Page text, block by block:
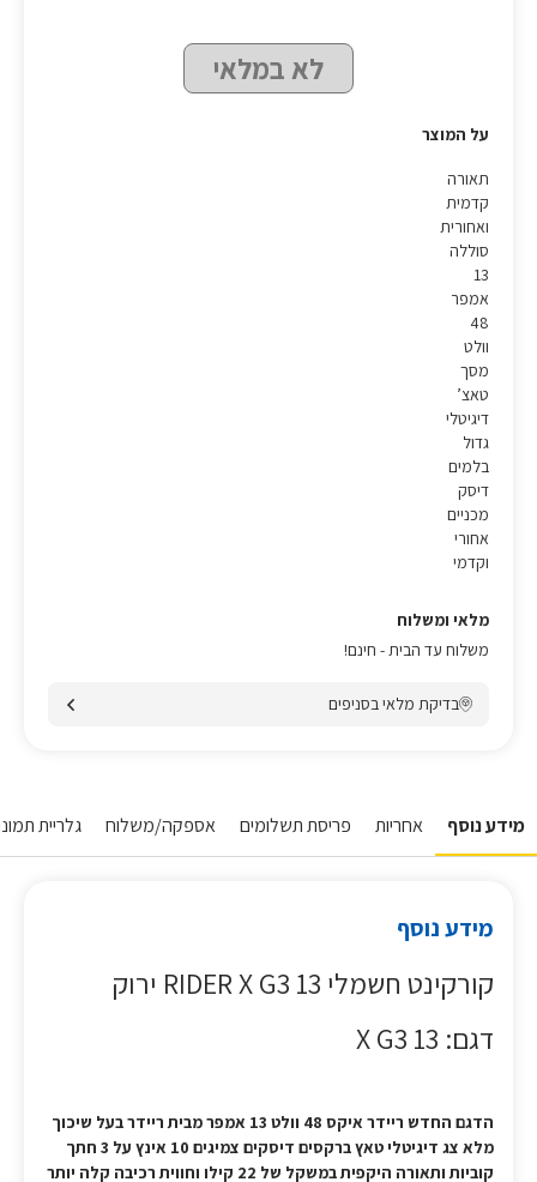
לא במלאי
על המוצר
תאורה
קדמית
ואחורית
סוללה
13
אמפר
48
וולט
מסך
טאצ’
דיגיטלי
גדול
בלמים
דיסק
מכניים
אחורי
וקדמי
מלאי ומשלוח
משלוח עד הבית - חינם!
בדיקת מלאי בסניפים
מידע נוסף אחריות פריסת תשלומים אספקה/משלוח גלריית
מידע נוסף
קורקינט חשמלי RIDER X G3 13 ירוק
דגם: X G3 13
הדגם החדש ריידר איקס 48 וולט 13 אמפר מבית ריידר בעל שיכוך
מלא צג דיגיטלי טאץ ברקסים דיסקים צמיגים 10 אינץ על 3 חתך
קוביות ותאורה היקפית במשקל של 22 קילו וחווית רכיבה קלה יותר